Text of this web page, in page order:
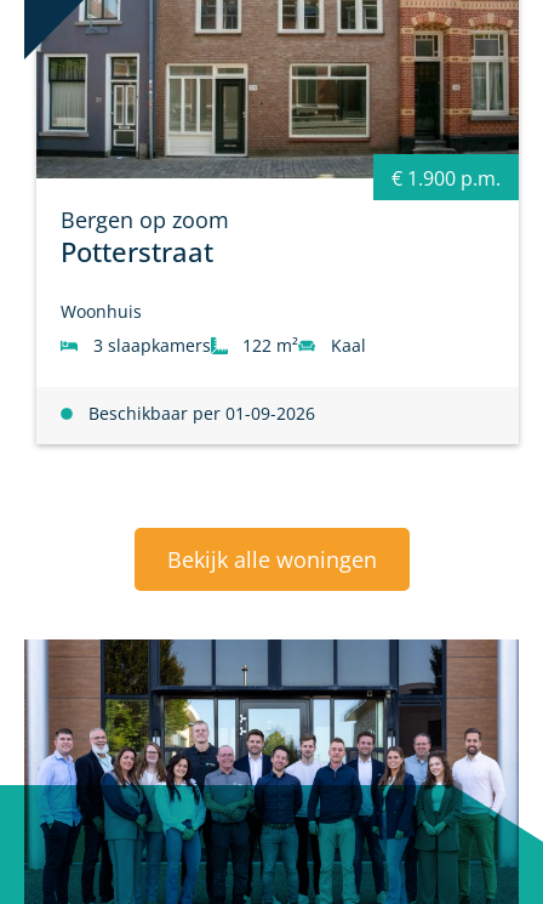
€ 1.900 p.m.
Bergen op zoom
Potterstraat
Woonhuis
3 slaapkamers
122 m² Kaal
Beschikbaar per 01-09-2026
Bekijk alle woningen